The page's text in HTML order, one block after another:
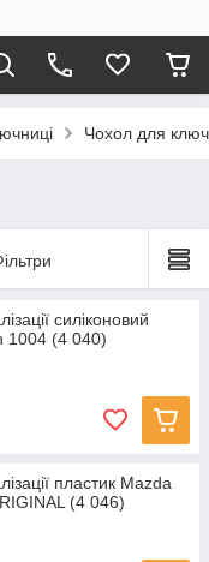
Чохол для
силіконовий
1004 (4 040)
пластик Mazda
(4 046)